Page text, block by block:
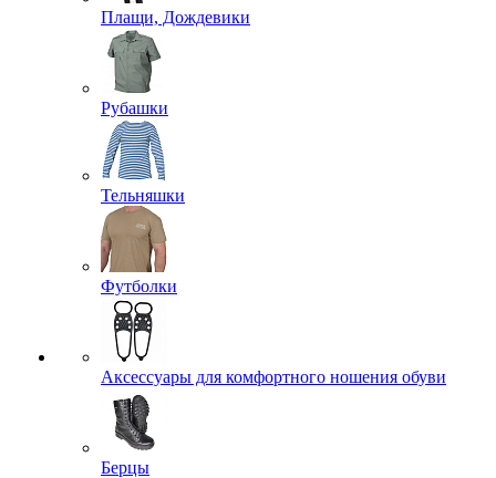
Плащи, Дождевики
Рубашки
Тельняшки
Футболки
Аксессуары для комфортного ношения обуви
Берцы